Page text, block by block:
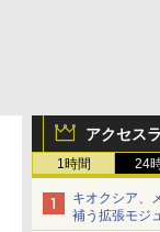
アクセス
1時間 24
キオクシア、
補う拡張モジ